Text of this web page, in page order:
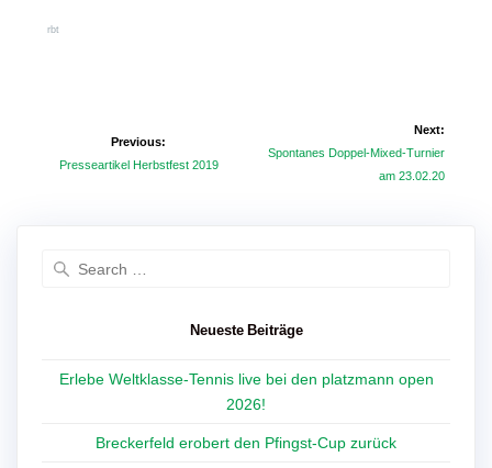
rbt
Previous:
Previous
Presseartikel Herbstfest 2019
Next:
Next
Spontanes Doppel-Mixed-Turnier
am 23.02.20
Neueste Beiträge
Erlebe Weltklasse-Tennis live bei den platzmann open
2026!
Breckerfeld erobert den Pfingst-Cup zurück